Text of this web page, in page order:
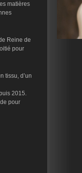
matières
Reine de
pour
tissu, d’un
2015.
pour